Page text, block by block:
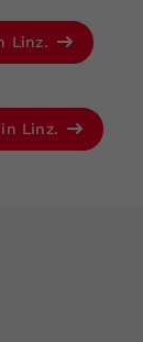
Linz.
Linz.